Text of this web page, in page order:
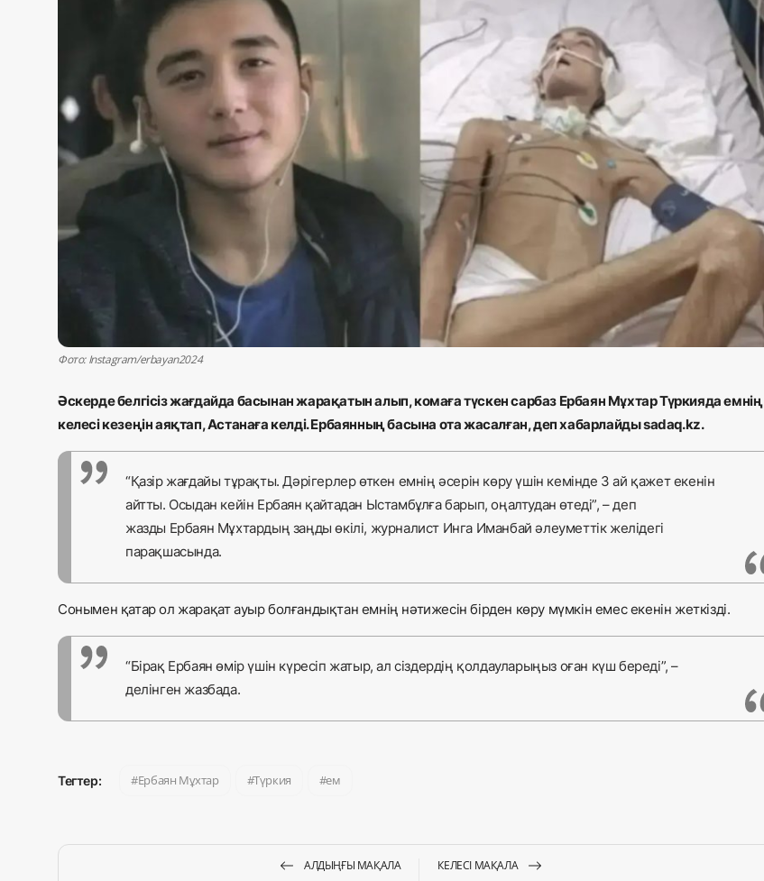
Журналистік зерттеу
Фото: Instagram/erbayan2024
Әскерде белгісіз жағдайда басынан жарақатын алып, комаға түскен сарбаз Ербаян Мұхтар Түркияда емнің
келесі кезеңін аяқтап, Астанаға келді. Ербаянның басына ота жасалған, деп хабарлайды sadaq.kz.
“Қазір жағдайы тұрақты. Дәрігерлер өткен емнің әсерін көру үшін кемінде 3 ай қажет екенін
айтты. Осыдан кейін Ербаян қайтадан Ыстамбұлға барып, оңалтудан өтеді”, – деп
жазды Ербаян Мұхтардың заңды өкілі, журналист Инга Иманбай әлеуметтік желідегі
парақшасында.
Сонымен қатар ол жарақат ауыр болғандықтан емнің нәтижесін бірден көру мүмкін емес екенін жеткізді.
“Бірақ Ербаян өмір үшін күресіп жатыр, ал сіздердің қолдауларыңыз оған күш береді”, –
делінген жазбада.
Тегтер: Ербаян Мұхтар Түркия ем
АЛДЫҢҒЫ МАҚАЛА КЕЛЕСІ МАҚАЛА